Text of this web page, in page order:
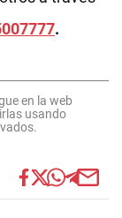
.
en la web
usando